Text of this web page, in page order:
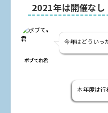
2021年は開催なし
ボブてれ君
今年はどういっ
本年度は行